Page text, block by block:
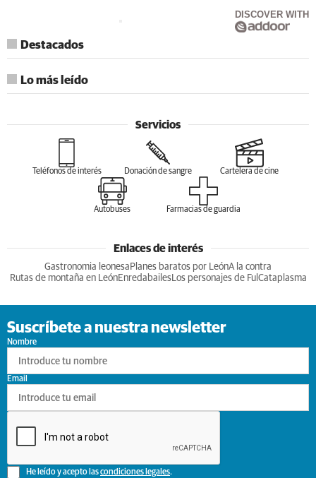
DISCOVER WITH
Destacados
Lo más leído
Servicios
Teléfonos de interés Donación de sangre Cartelera de cine
Autobuses Farmacias de guardia
Enlaces de interés
Gastronomia leonesa Planes baratos por LeónA la contra
Rutas de montaña en LeónEnredabailesLos personajes de Ful Cataplasma
Suscríbete a nuestra newsletter
Nombre
He leído y acepto lascondiciones legales.
Email